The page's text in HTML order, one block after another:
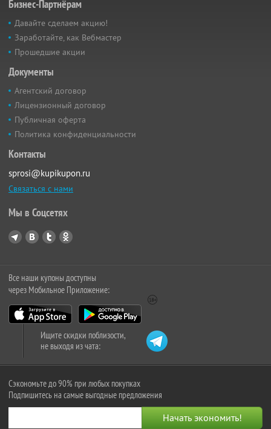
Бизнес-Партнёрам
Давайте сделаем акцию!
Заработайте, как Вебмастер
Прошедшие акции
Документы
Агентский договор
Лицензионный договор
Публичная оферта
Политика конфиденциальности
Контакты
sprosi@kupikupon.ru
Связаться с нами
Мы в Соцсетях
Все наши купоны доступны
через Мобильное Приложение:
Ищите скидки поблизости,
не выходя из чата:
Сэкономьте до 90% при любых покупках
Подпишитесь на самые выгодные предложения